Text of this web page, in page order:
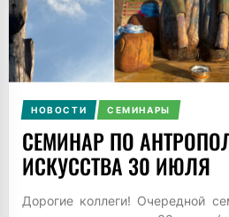
НОВОСТИ СЕМИНАРЫ
СЕМИНАР ПО
ИСКУССТВА 30 ИЮЛЯ
Дорогие коллеги! Очередной